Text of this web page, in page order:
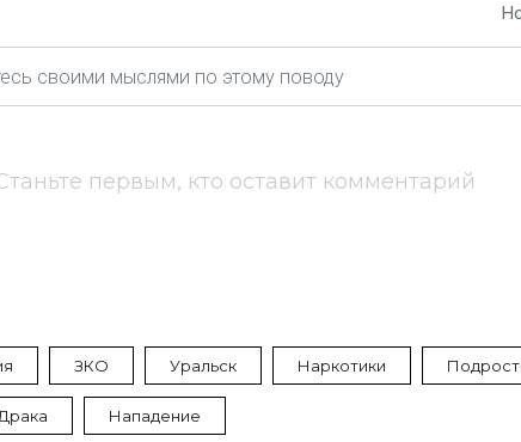
первым, кто оставит комментарий
ЗКО Уральск Наркотики
Драка Нападение